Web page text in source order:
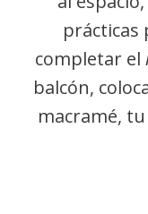
prácticas
completar el
balcón,
macramé,